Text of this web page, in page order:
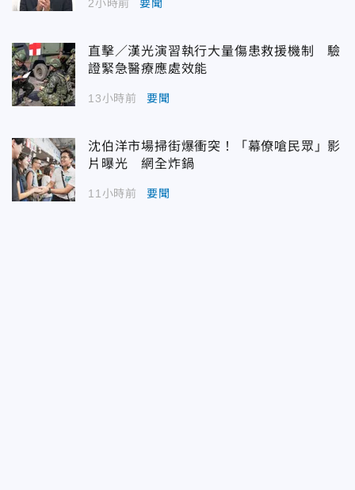
2小時前 要聞
直擊／漢光演習執行大量傷患救援機制 驗
證緊急醫療應處效能
13小時前 要聞
沈伯洋市場掃街爆衝突！「幕僚嗆民眾」影
片曝光 網全炸鍋
11小時前 要聞